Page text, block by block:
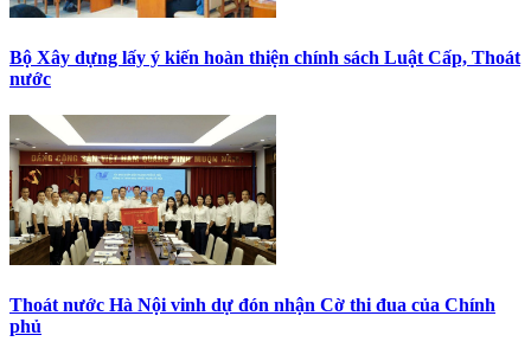
Bộ Xây dựng lấy ý kiến hoàn thiện chính sách Luật Cấp, Thoát
nước
Thoát nước Hà Nội vinh dự đón nhận Cờ thi đua của Chính
phủ